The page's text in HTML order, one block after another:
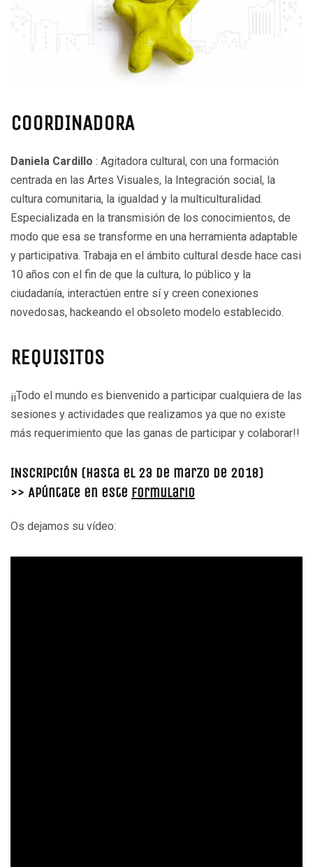
COORDINADORA
Daniela Cardillo : Agitadora cultural, con una formación
centrada en las Artes Visuales, la Integración social, la
cultura comunitaria, la igualdad y la multiculturalidad.
Especializada en la transmisión de los conocimientos, de
modo que esa se transforme en una herramienta adaptable
y participativa. Trabaja en el ámbito cultural desde hace casi
10 años con el fin de que la cultura, lo público y la
ciudadanía, interactúen entre sí y creen conexiones
novedosas, hackeando el obsoleto modelo establecido.
REQUISITOS
¡¡Todo el mundo es bienvenido a participar cualquiera de las
sesiones y actividades que realizamos ya que no existe
más requerimiento que las ganas de participar y colaborar!!
INSCRIPCIÓN (Hasta el 23 de marzo de 2018)
>> Apúntate en este Formulario
Os dejamos su vídeo: